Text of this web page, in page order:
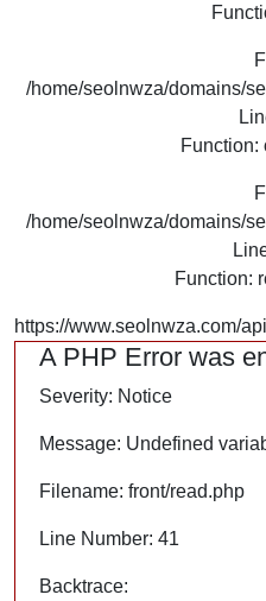
/home/seolnwza/domains/
Function:
/home/seolnwza/domains/
Function:
https://www.seolnwza.com/
A PHP Error was
Severity: Notice
Message: Undefined
Filename: front/read.php
Line Number: 41
Backtrace: